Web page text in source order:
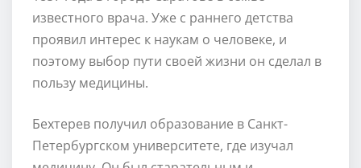
известного врача. Уже с раннего детства
проявил интерес к наукам о человеке, и
поэтому выбор пути своей жизни он сделал в
пользу медицины.
Бехтерев получил образование в Санкт-
Петербургском университете, где изучал